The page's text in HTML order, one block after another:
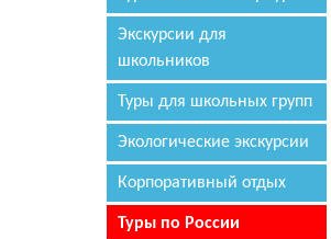
Экскурсии для
школьников
Туры для школьных групп
Экологические экскурсии
Корпоративный отдых
Туры по России